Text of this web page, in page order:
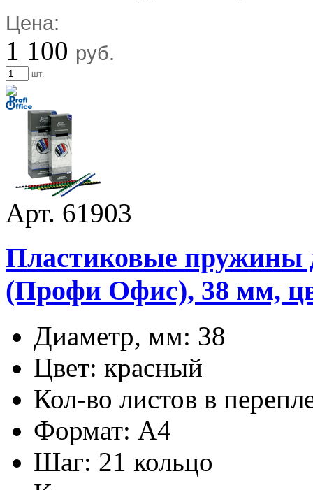
Цена:
1 100 руб.
шт.
Арт. 61903
Пластиковые пружины
(Профи Офис), 38 мм,
Диаметр, мм: 38
Цвет: красный
Кол-во листов в
Формат: А4
Шаг: 21 кольцо